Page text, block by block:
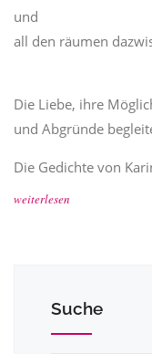
und
all den räumen
Die Liebe, ihre
und Abgründe
Die Gedichte von
weiterlesen
Suche